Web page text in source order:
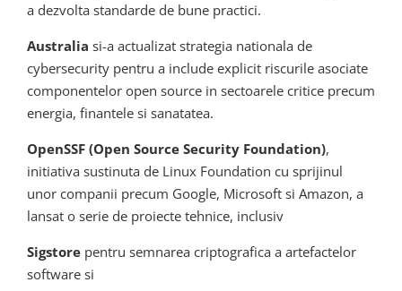
a dezvolta standarde de bune practici.
Australia si-a actualizat strategia nationala de
cybersecurity pentru a include explicit riscurile asociate
componentelor open source in sectoarele critice precum
energia, finantele si sanatatea.
OpenSSF (Open Source Security Foundation),
initiativa sustinuta de Linux Foundation cu sprijinul
unor companii precum Google, Microsoft si Amazon, a
lansat o serie de proiecte tehnice, inclusiv
Sigstore pentru semnarea criptografica a artefactelor
software si